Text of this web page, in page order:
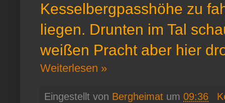
Kesselbergpasshöhe zu
liegen. Drunten im Tal
weißen Pracht aber hier
Weiterlesen »
Eingestellt von Bergheimat um 09:36